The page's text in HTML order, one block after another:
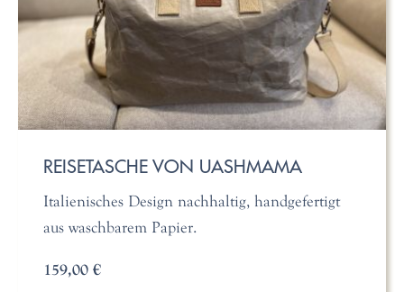
REISETASCHE VON UASHMAMA
Italienisches Design nachhaltig, handgefertigt
aus waschbarem Papier.
159,00 €